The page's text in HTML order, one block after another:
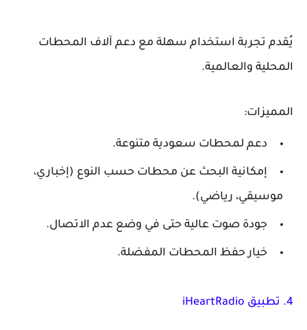
يُقدم تجربة استخدام سهلة مع دعم آلاف المحطات
المحلية والعالمية.
المميزات:
دعم لمحطات سعودية متنوعة.
إمكانية البحث عن محطات حسب النوع (إخباري،
موسيقي، رياضي).
جودة صوت عالية حتى في وضع عدم الاتصال.
خيار حفظ المحطات المفضلة.
4. تطبيق iHeartRadio